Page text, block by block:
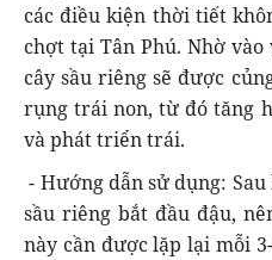
các điều kiện thời tiết
chợt tại Tân Phú. Nhờ
cây sầu riêng sẽ được
rụng trái non, từ đó tăng
và phát triển trái.
- Hướng dẫn sử dụng:
sầu riêng bắt đầu đậu,
này cần được lặp lại mỗi